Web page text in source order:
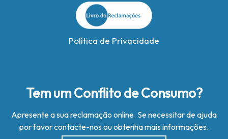
Política de Privacidade
Tem um Conflito de Consumo?
Apresente a sua reclamação online. Se necessitar de ajuda
por favor contacte-nos ou obtenha mais informações.